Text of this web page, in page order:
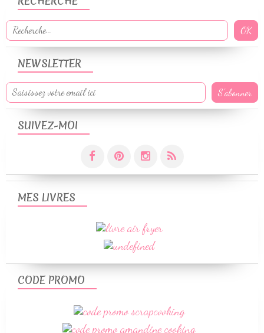
NEWSLETTER
SUIVEZ-MOI
MES LIVRES
CODE PROMO